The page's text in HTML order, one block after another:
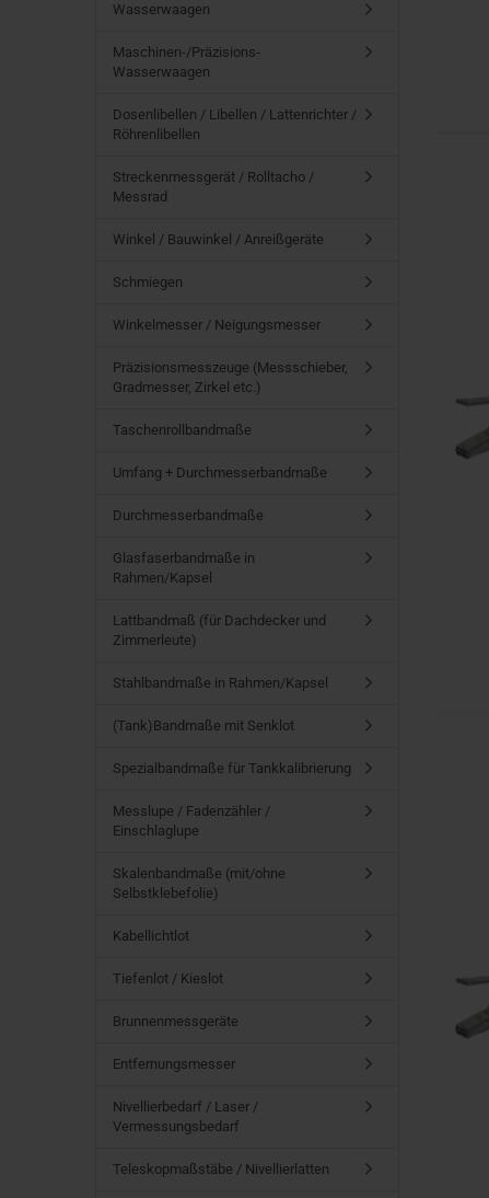
Wasserwaagen
Maschinen-/Präzisions-
Wasserwaagen
Dosenlibellen / Libellen / Lattenrichter /
Röhrenlibellen
Streckenmessgerät / Rolltacho /
Messrad
Winkel / Bauwinkel / Anreißgeräte
Schmiegen
Winkelmesser / Neigungsmesser
Präzisionsmesszeuge (Messschieber,
Gradmesser, Zirkel etc.)
Taschenrollbandmaße
Umfang + Durchmesserbandmaße
Durchmesserbandmaße
Glasfaserbandmaße in
Rahmen/Kapsel
Lattbandmaß (für Dachdecker und
Zimmerleute)
Stahlbandmaße in Rahmen/Kapsel
(Tank)Bandmaße mit Senklot
Spezialbandmaße für Tankkalibrierung
Messlupe / Fadenzähler /
Einschlaglupe
Skalenbandmaße (mit/ohne
Selbstklebefolie)
Kabellichtlot
Tiefenlot / Kieslot
Brunnenmessgeräte
Entfernungsmesser
Nivellierbedarf / Laser /
Vermessungsbedarf
Teleskopmaßstäbe / Nivellierlatten